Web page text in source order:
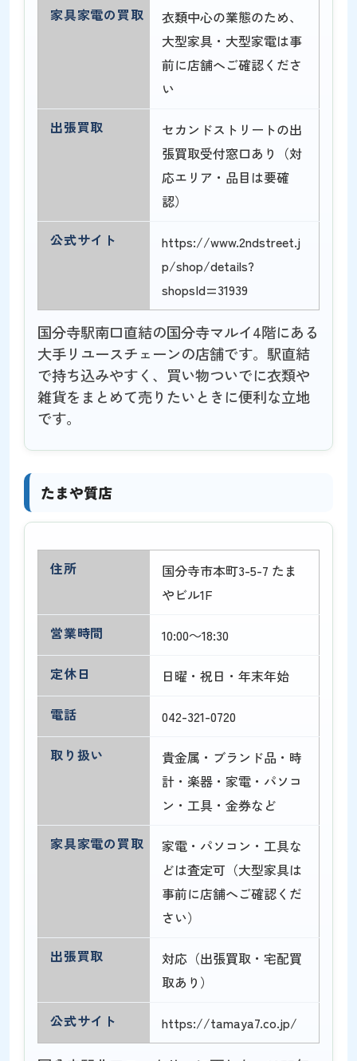
家具家電の買取
衣類中心の業態のため、
大型家具・大型家電は事
前に店舗へご確認くださ
い
出張買取
セカンドストリートの出
張買取受付窓口あり（対
応エリア・品目は要確
認）
公式サイト
https://www.2ndstreet.j
p/shop/details?
shopsId=31939
国分寺駅南口直結の国分寺マルイ4階にある
大手リユースチェーンの店舗です。駅直結
で持ち込みやすく、買い物ついでに衣類や
雑貨をまとめて売りたいときに便利な立地
です。
たまや質店
住所
国分寺市本町3-5-7 たま
やビル1F
営業時間
10:00～18:30
定休日
日曜・祝日・年末年始
電話
042-321-0720
取り扱い
貴金属・ブランド品・時
計・楽器・家電・パソコ
ン・工具・金券など
家具家電の買取
家電・パソコン・工具な
どは査定可（大型家具は
事前に店舗へご確認くだ
さい）
出張買取
対応（出張買取・宅配買
取あり）
公式サイト
https://tamaya7.co.jp/